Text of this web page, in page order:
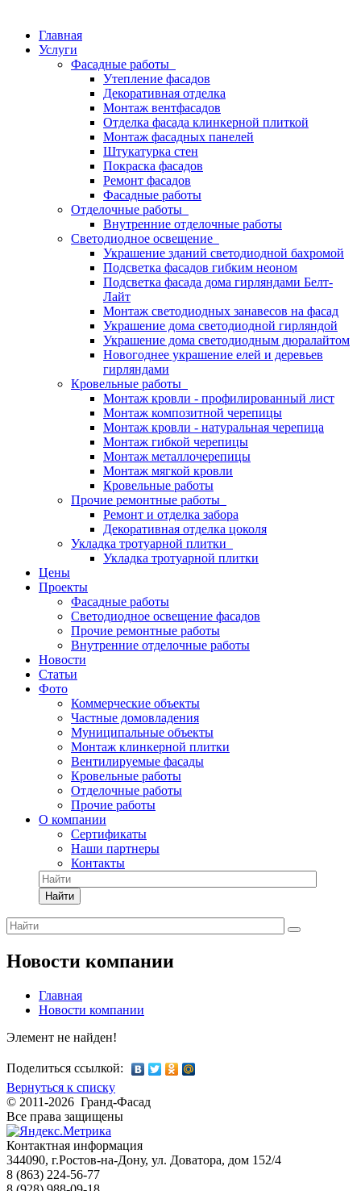
Главная
Услуги
Фасадные работы
Утепление фасадов
Декоративная отделка
Монтаж вентфасадов
Отделка фасада клинкерной плиткой
Монтаж фасадных панелей
Штукатурка стен
Покраска фасадов
Ремонт фасадов
Фасадные работы
Отделочные работы
Внутренние отделочные работы
Светодиодное освещение
Украшение зданий светодиодной бахромой
Подсветка фасадов гибким неоном
Подсветка фасада дома гирляндами Белт-
Лайт
Монтаж светодиодных занавесов на фасад
Украшение дома светодиодной гирляндой
Украшение дома светодиодным дюралайтом
Новогоднее украшение елей и деревьев
гирляндами
Кровельные работы
Монтаж кровли - профилированный лист
Монтаж композитной черепицы
Монтаж кровли - натуральная черепица
Монтаж гибкой черепицы
Монтаж металлочерепицы
Монтаж мягкой кровли
Кровельные работы
Прочие ремонтные работы
Ремонт и отделка забора
Декоративная отделка цоколя
Укладка тротуарной плитки
Укладка тротуарной плитки
Цены
Проекты
Фасадные работы
Светодиодное освещение фасадов
Прочие ремонтные работы
Внутренние отделочные работы
Новости
Статьи
Фото
Коммерческие объекты
Частные домовладения
Муниципальные объекты
Монтаж клинкерной плитки
Вентилируемые фасады
Кровельные работы
Отделочные работы
Прочие работы
О компании
Сертификаты
Наши партнеры
Контакты
Найти
Новости компании
Главная
Новости компании
Элемент не найден!
Поделиться ссылкой:
Вернуться к списку
© 2011-2026 Гранд-Фасад
Все права защищены
Контактная информация
344090, г.Ростов-на-Дону, ул. Доватора, дом 152/4
8 (863) 224-56-77